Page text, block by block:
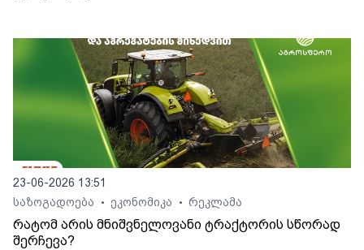
23-06-2026 13:51
საზოგადოება
• ეკონომიკა • რეკლამა
რატომ არის მნიშვნელოვანი ტრაქტორის სწორად
შერჩევა?